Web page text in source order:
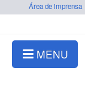
Área de imprensa
MENU